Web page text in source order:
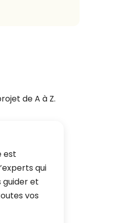
de A à Z.
est
qui
guider et
vos